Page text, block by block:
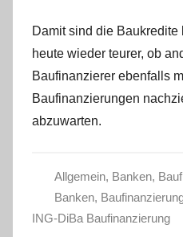
Damit sind die
heute wieder teurer, ob
Baufinanzierer ebenfalls
Baufinanzierungen
abzuwarten.
Allgemein, Banken,
Banken,
ING-DiBa Baufinanzierung